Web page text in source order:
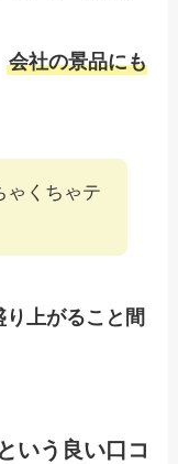
会社の景品にも
ゃくちゃテ
り上がること間
いう良い口コ